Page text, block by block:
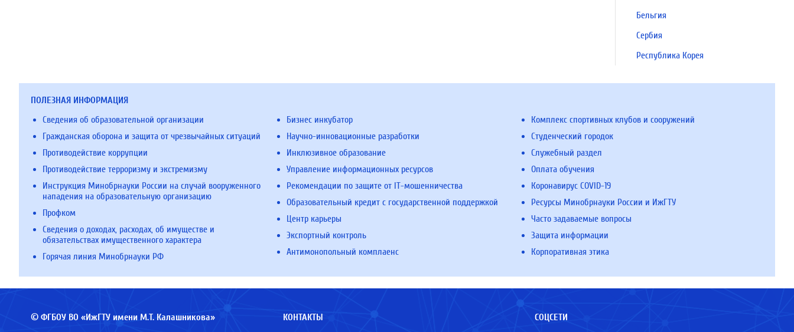
Бельгия
Сербия
Республика Корея
ПОЛЕЗНАЯ ИНФОРМАЦИЯ
Сведения об образовательной организации
Гражданская оборона и защита от чрезвычайных ситуаций
Противодействие коррупции
Противодействие терроризму и экстремизму
Инструкция Минобрнауки России на случай вооруженного
нападения на образовательную организацию
Профком
Сведения о доходах, расходах, об имуществе и
обязательствах имущественного характера
Горячая линия Минобрнауки РФ
Бизнес инкубатор
Научно-инновационные разработки
Инклюзивное образование
Управление информационных ресурсов
Рекомендации по защите от IT-мошенничества
Образовательный кредит с государственной поддержкой
Центр карьеры
Экспортный контроль
Антимонопольный комплаенс
Комплекс спортивных клубов и сооружений
Студенческий городок
Служебный раздел
Оплата обучения
Коронавирус COVID-19
Ресурсы Минобрнауки России и ИжГТУ
Часто задаваемые вопросы
Защита информации
Корпоративная этика
© ФГБОУ ВО «ИжГТУ имени М.Т. Калашникова» КОНТАКТЫ СОЦСЕТИ